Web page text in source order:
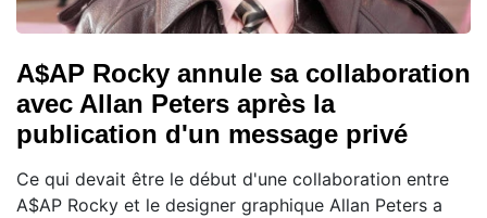
A$AP Rocky annule sa collaboration
avec Allan Peters après la
publication d'un message privé
Ce qui devait être le début d'une collaboration entre
A$AP Rocky et le designer graphique Allan Peters a